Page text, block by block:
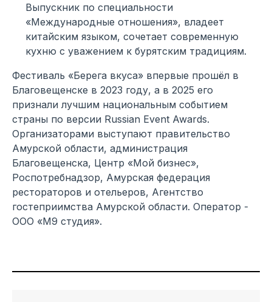
Выпускник по специальности
«Международные отношения», владеет
китайским языком, сочетает современную
кухню с уважением к бурятским традициям.
Фестиваль «Берега вкуса» впервые прошёл в
Благовещенске в 2023 году, а в 2025 его
признали лучшим национальным событием
страны по версии Russian Event Awards.
Организаторами выступают правительство
Амурской области, администрация
Благовещенска, Центр «Мой бизнес»,
Роспотребнадзор, Амурская федерация
рестораторов и отельеров, Агентство
гостеприимства Амурской области. Оператор -
ООО «М9 студия».